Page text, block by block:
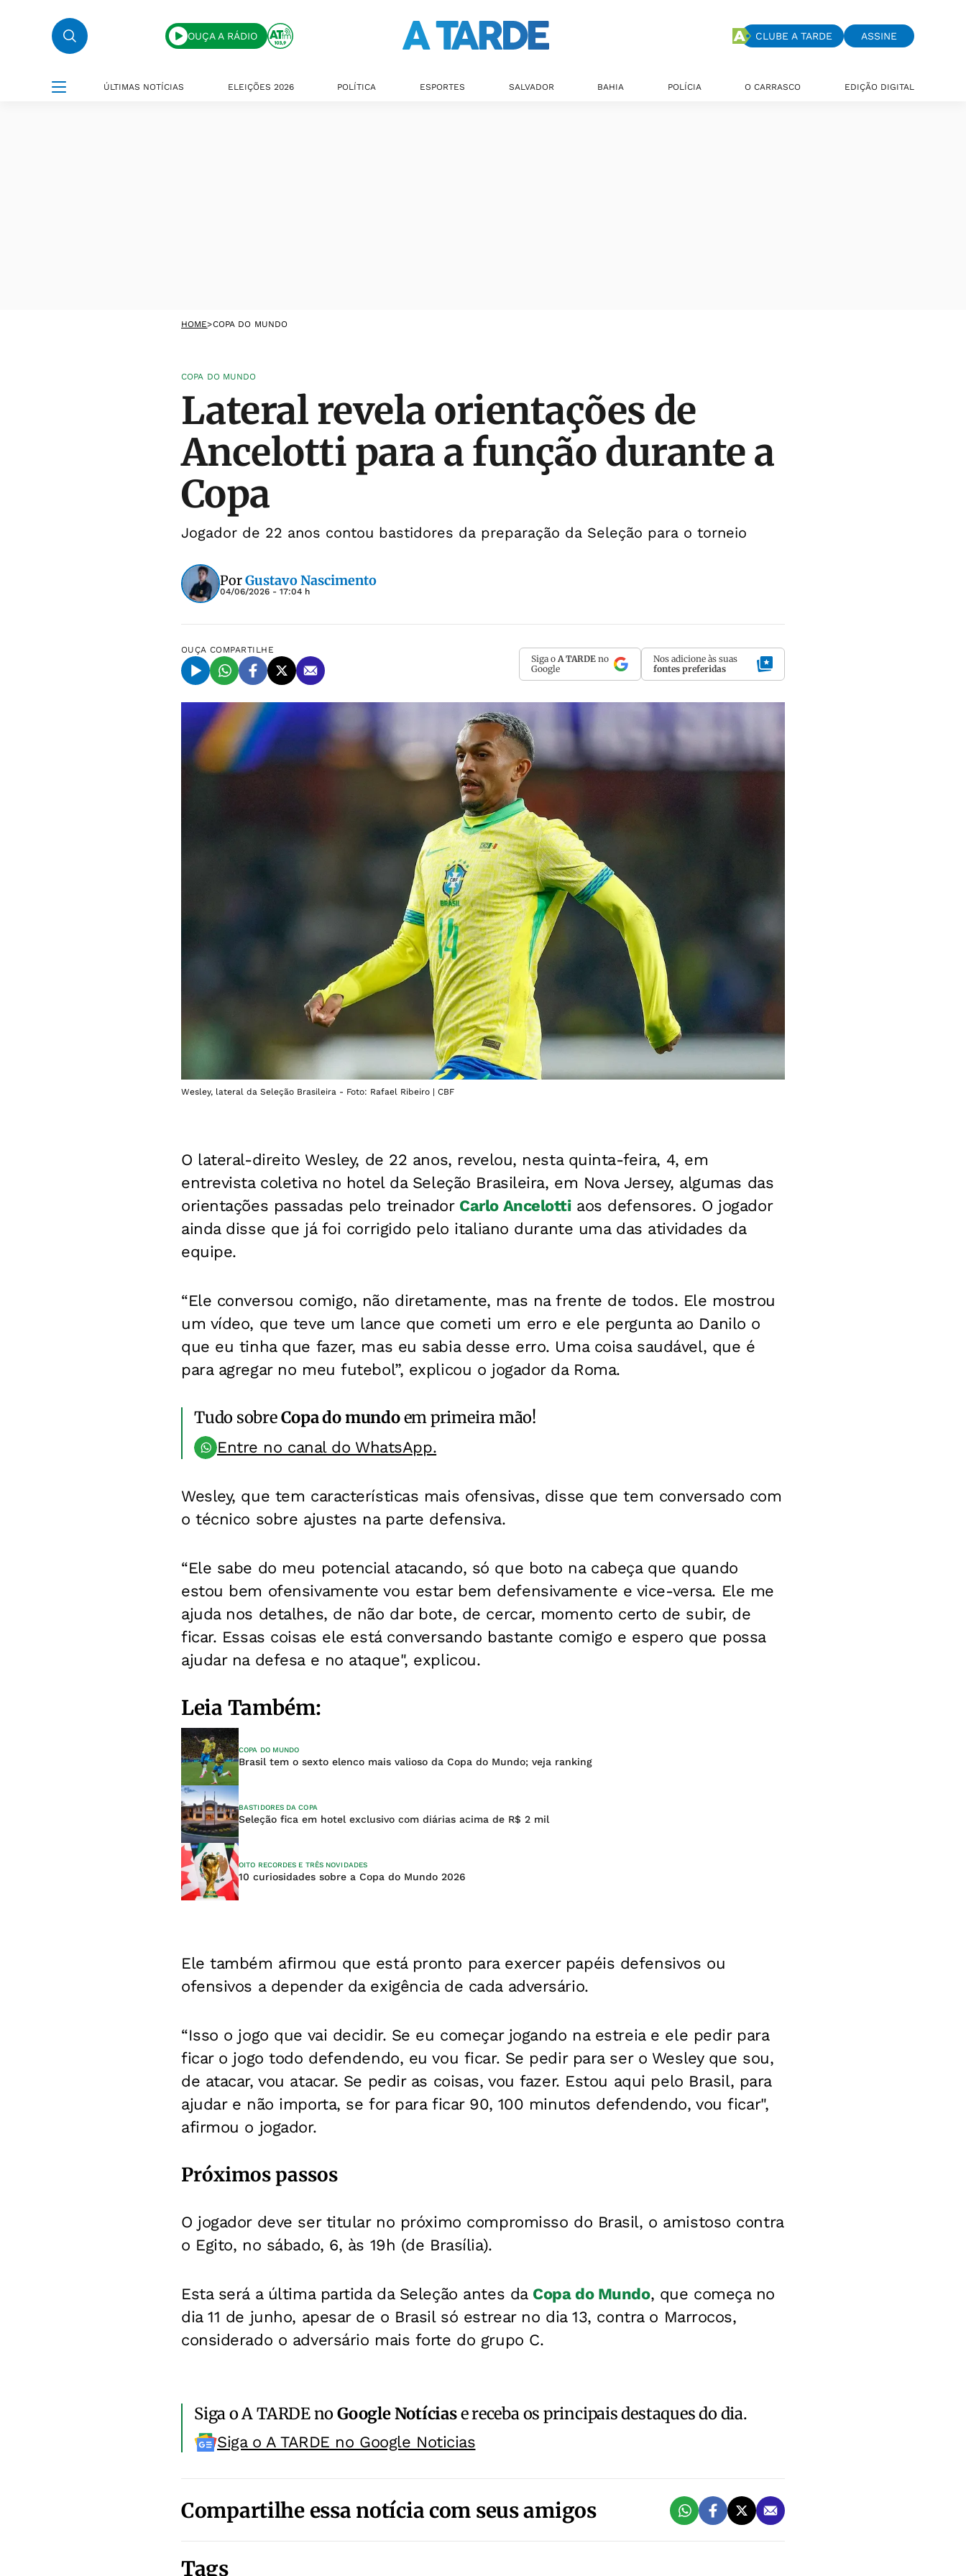
OUÇA A RÁDIO CLUBE A TARDE ASSINE
ÚLTIMAS NOTÍCIAS ELEIÇÕES 2026 POLÍTICA ESPORTES SALVADOR BAHIA POLÍCIA O CARRASCO EDIÇÃO DIGITAL
HOME>COPA DO MUNDO
COPA DO MUNDO
Lateral revela orientações de
Ancelotti para a função durante a
Copa
Jogador de 22 anos contou bastidores da preparação da Seleção para o torneio
PorGustavo Nascimento
04/06/2026 - 17:04 h
OUÇA COMPARTILHE
Siga o A TARDE no
Google
Nos adicione às suas
fontes preferidas
Wesley, lateral da Seleção Brasileira - Foto: Rafael Ribeiro | CBF
O lateral-direito Wesley, de 22 anos, revelou, nesta quinta-feira, 4, em
entrevista coletiva no hotel da Seleção Brasileira, em Nova Jersey, algumas das
orientações passadas pelo treinador Carlo Ancelottiaos defensores. O jogador
ainda disse que já foi corrigido pelo italiano durante uma das atividades da
equipe.
“Ele conversou comigo, não diretamente, mas na frente de todos. Ele mostrou
um vídeo, que teve um lance que cometi um erro e ele pergunta ao Danilo o
que eu tinha que fazer, mas eu sabia desse erro. Uma coisa saudável, que é
para agregar no meu futebol”, explicou o jogador da Roma.
Tudo sobreCopa do mundoem primeira mão!
Entre no canal do WhatsApp.
Wesley, que tem características mais ofensivas, disse que tem conversado com
o técnico sobre ajustes na parte defensiva.
“Ele sabe do meu potencial atacando, só que boto na cabeça que quando
estou bem ofensivamente vou estar bem defensivamente e vice-versa. Ele me
ajuda nos detalhes, de não dar bote, de cercar, momento certo de subir, de
ficar. Essas coisas ele está conversando bastante comigo e espero que possa
ajudar na defesa e no ataque", explicou.
Leia Também:
COPA DO MUNDO
Brasil tem o sexto elenco mais valioso da Copa do Mundo; veja ranking
BASTIDORES DA COPA
Seleção fica em hotel exclusivo com diárias acima de R$ 2 mil
OITO RECORDES E TRÊS NOVIDADES
10 curiosidades sobre a Copa do Mundo 2026
Ele também afirmou que está pronto para exercer papéis defensivos ou
ofensivos a depender da exigência de cada adversário.
“Isso o jogo que vai decidir. Se eu começar jogando na estreia e ele pedir para
ficar o jogo todo defendendo, eu vou ficar. Se pedir para ser o Wesley que sou,
de atacar, vou atacar. Se pedir as coisas, vou fazer. Estou aqui pelo Brasil, para
ajudar e não importa, se for para ficar 90, 100 minutos defendendo, vou ficar",
afirmou o jogador.
Próximos passos
O jogador deve ser titular no próximo compromisso do Brasil, o amistoso contra
o Egito, no sábado, 6, às 19h (de Brasília).
Esta será a última partida da Seleção antes da Copa do Mundo, que começa no
dia 11 de junho, apesar de o Brasil só estrear no dia 13, contra o Marrocos,
considerado o adversário mais forte do grupo C.
Siga o A TARDE noGoogle Notíciase receba os principais destaques do dia.
Siga o A TARDE no Google Noticias
Compartilhe essa notícia com seus amigos
Tags